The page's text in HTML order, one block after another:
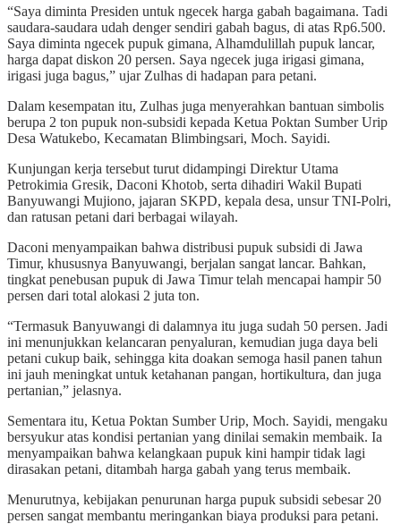
“Saya diminta Presiden untuk ngecek harga gabah bagaimana. Tadi
saudara-saudara udah denger sendiri gabah bagus, di atas Rp6.500.
Saya diminta ngecek pupuk gimana, Alhamdulillah pupuk lancar,
harga dapat diskon 20 persen. Saya ngecek juga irigasi gimana,
irigasi juga bagus,” ujar Zulhas di hadapan para petani.
Dalam kesempatan itu, Zulhas juga menyerahkan bantuan simbolis
berupa 2 ton pupuk non-subsidi kepada Ketua Poktan Sumber Urip
Desa Watukebo, Kecamatan Blimbingsari, Moch. Sayidi.
Kunjungan kerja tersebut turut didampingi Direktur Utama
Petrokimia Gresik, Daconi Khotob, serta dihadiri Wakil Bupati
Banyuwangi Mujiono, jajaran SKPD, kepala desa, unsur TNI-Polri,
dan ratusan petani dari berbagai wilayah.
Daconi menyampaikan bahwa distribusi pupuk subsidi di Jawa
Timur, khususnya Banyuwangi, berjalan sangat lancar. Bahkan,
tingkat penebusan pupuk di Jawa Timur telah mencapai hampir 50
persen dari total alokasi 2 juta ton.
“Termasuk Banyuwangi di dalamnya itu juga sudah 50 persen. Jadi
ini menunjukkan kelancaran penyaluran, kemudian juga daya beli
petani cukup baik, sehingga kita doakan semoga hasil panen tahun
ini jauh meningkat untuk ketahanan pangan, hortikultura, dan juga
pertanian,” jelasnya.
Sementara itu, Ketua Poktan Sumber Urip, Moch. Sayidi, mengaku
bersyukur atas kondisi pertanian yang dinilai semakin membaik. Ia
menyampaikan bahwa kelangkaan pupuk kini hampir tidak lagi
dirasakan petani, ditambah harga gabah yang terus membaik.
Menurutnya, kebijakan penurunan harga pupuk subsidi sebesar 20
persen sangat membantu meringankan biaya produksi para petani.